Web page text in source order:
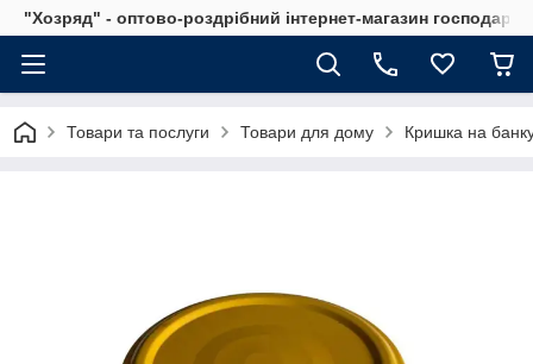
"Хозряд" - оптово-роздрібний інтернет-магазин
Товари та послуги Товари для дому Кришка на